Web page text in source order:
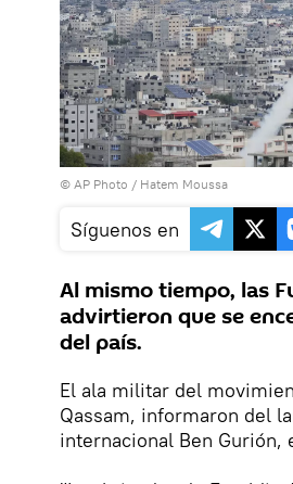
© AP Photo / Hatem Moussa
Síguenos en
Al mismo tiempo, las
advirtieron que se
del país.
El ala militar del
Qassam, informaron del
internacional Ben Gurión,